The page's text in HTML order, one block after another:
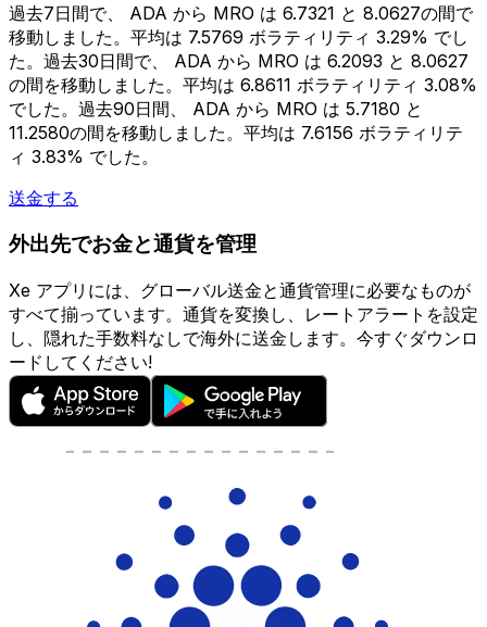
過去7日間で、 ADA から MRO は 6.7321 と 8.0627の間で
移動しました。平均は 7.5769 ボラティリティ 3.29% でし
た。過去30日間で、 ADA から MRO は 6.2093 と 8.0627
の間を移動しました。平均は 6.8611 ボラティリティ 3.08%
でした。過去90日間、 ADA から MRO は 5.7180 と
11.2580の間を移動しました。平均は 7.6156 ボラティリテ
ィ 3.83% でした。
送金する
外出先でお金と通貨を管理
Xe アプリには、グローバル送金と通貨管理に必要なものが
すべて揃っています。通貨を変換し、レートアラートを設定
し、隠れた手数料なしで海外に送金します。今すぐダウンロ
ードしてください!